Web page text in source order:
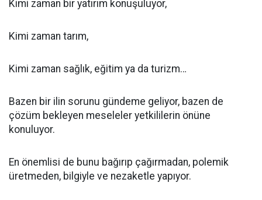
Kimi zaman bir yatırım konuşuluyor,
Kimi zaman tarım,
Kimi zaman sağlık, eğitim ya da turizm…
Bazen bir ilin sorunu gündeme geliyor, bazen de
çözüm bekleyen meseleler yetkililerin önüne
konuluyor.
En önemlisi de bunu bağırıp çağırmadan, polemik
üretmeden, bilgiyle ve nezaketle yapıyor.